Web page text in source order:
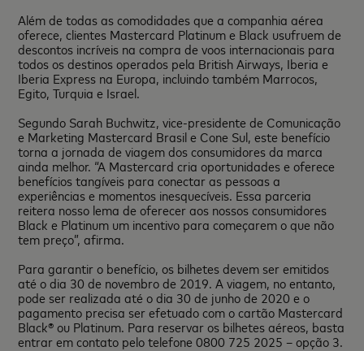
Além de todas as comodidades que a companhia aérea
oferece, clientes Mastercard Platinum e Black usufruem de
descontos incríveis na compra de voos internacionais para
todos os destinos operados pela British Airways, Iberia e
Iberia Express na Europa, incluindo também Marrocos,
Egito, Turquia e Israel.
Segundo Sarah Buchwitz, vice-presidente de Comunicação
e Marketing Mastercard Brasil e Cone Sul, este benefício
torna a jornada de viagem dos consumidores da marca
ainda melhor. “A Mastercard cria oportunidades e oferece
benefícios tangíveis para conectar as pessoas a
experiências e momentos inesquecíveis. Essa parceria
reitera nosso lema de oferecer aos nossos consumidores
Black e Platinum um incentivo para começarem o que não
tem preço”, afirma.
Para garantir o benefício, os bilhetes devem ser emitidos
até o dia 30 de novembro de 2019. A viagem, no entanto,
pode ser realizada até o dia 30 de junho de 2020 e o
pagamento precisa ser efetuado com o cartão Mastercard
Black® ou Platinum. Para reservar os bilhetes aéreos, basta
entrar em contato pelo telefone 0800 725 2025 – opção 3.